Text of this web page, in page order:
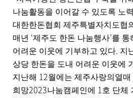
나눔활동을 이어갈 수 있도록 노
대한한돈협회 제주특별자치도협
매년 ‘제주도 한돈 나눔행사’를 통
어려운 이웃에 기부하고 있다. 지
상당 한돈을 도내 어려운 이웃에
지난해 12월에는 제주사랑의열매
희망2023나눔캠페인에 1호 단체